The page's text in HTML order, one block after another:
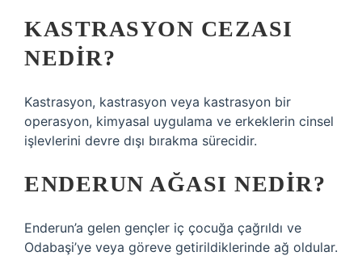
KASTRASYON CEZASI
NEDIR?
Kastrasyon, kastrasyon veya kastrasyon bir
operasyon, kimyasal uygulama ve erkeklerin cinsel
işlevlerini devre dışı bırakma sürecidir.
ENDERUN AĞASI NEDIR?
Enderun’a gelen gençler iç çocuğa çağrıldı ve
Odabaşi’ye veya göreve getirildiklerinde ağ oldular.